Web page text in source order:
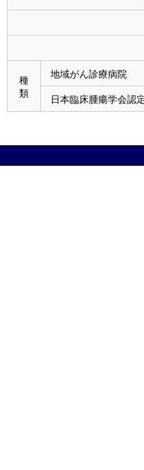
種
類
地域がん診療病院
日本臨床腫瘍学会認